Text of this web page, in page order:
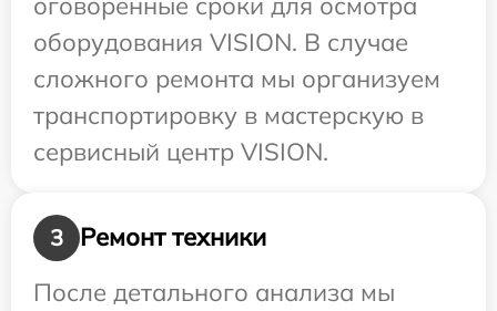
оборудования VISION. В случае
сложного ремонта мы организуем
транспортировку в мастерскую в
сервисный центр VISION.
3
Ремонт техники
После детального анализа мы